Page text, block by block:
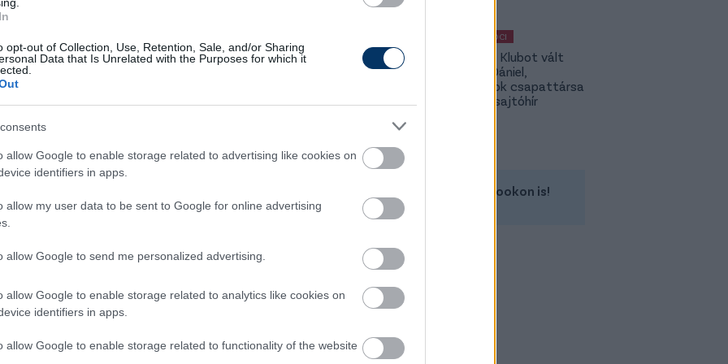
opt-out of Collection, Use, Retention, Sale, and/or Sharing
Data that Is Unrelated with the Purposes for which it
allow Google to enable storage related to advertising like cookies on
identifiers in apps.
allow my user data to be sent to Google for online advertising
allow Google to send me personalized advertising.
allow Google to enable storage related to analytics like cookies on
identifiers in apps.
allow Google to enable storage related to functionality of the website
első osztályba
hozzáállását,amit az egyesület felé
Sok sikert kívánunk neki
vasárnap, 2024 nyaráig írtak alá
a piros-kékek:
MAGYAR FOCI
Légiósok: Klubot vált
Gazdag Dániel,
világbajnok csapattársa
is lehet - sajtóhír
Kövess minket a Facebookon is!